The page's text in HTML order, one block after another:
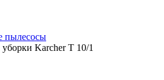
пылесосы
Karcher T 10/1